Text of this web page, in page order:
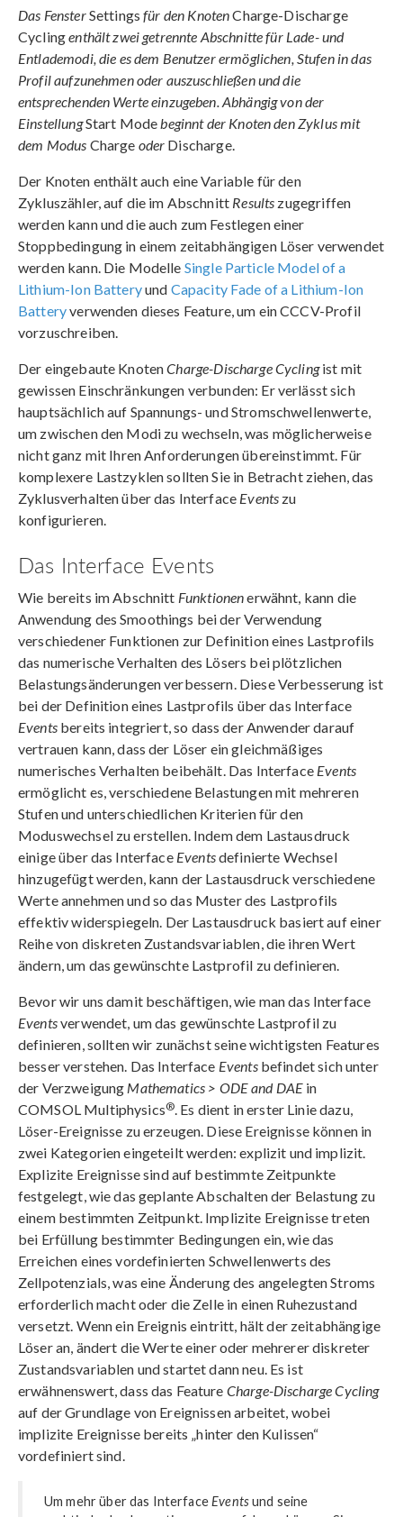
Das FensterSettings für den KnotenCharge-Discharge
Cyclingenthält zwei getrennte Abschnitte für Lade- und
Entlademodi, die es dem Benutzer ermöglichen, Stufen in das
Profil aufzunehmen oder auszuschließen und die
entsprechenden Werte einzugeben. Abhängig von der
EinstellungStart Modebeginnt der Knoten den Zyklus mit
dem Modus Charge oder Discharge.
Der Knoten enthält auch eine Variable für den
Zykluszähler, auf die im Abschnitt Results zugegriffen
werden kann und die auch zum Festlegen einer
Stoppbedingung in einem zeitabhängigen Löser verwendet
werden kann. Die Modelle Single Particle Model of a
Lithium-Ion Batteryund Capacity Fade of a Lithium-Ion
Batteryverwenden dieses Feature, um ein CCCV-Profil
vorzuschreiben.
Der eingebaute KnotenCharge-Discharge Cyclingist mit
gewissen Einschränkungen verbunden: Er verlässt sich
hauptsächlich auf Spannungs- und Stromschwellenwerte,
um zwischen den Modi zu wechseln, was möglicherweise
nicht ganz mit Ihren Anforderungen übereinstimmt. Für
komplexere Lastzyklen sollten Sie in Betracht ziehen, das
Zyklusverhalten über das Interface Events zu
konfigurieren.
Das Interface Events
Wie bereits im Abschnitt Funktionenerwähnt, kann die
Anwendung des Smoothings bei der Verwendung
verschiedener Funktionen zur Definition eines Lastprofils
das numerische Verhalten des Lösers bei plötzlichen
Belastungsänderungen verbessern. Diese Verbesserung ist
bei der Definition eines Lastprofils über das Interface
Eventsbereits integriert, so dass der Anwender darauf
vertrauen kann, dass der Löser ein gleichmäßiges
numerisches Verhalten beibehält. Das Interface Events
ermöglicht es, verschiedene Belastungen mit mehreren
Stufen und unterschiedlichen Kriterien für den
Moduswechsel zu erstellen. Indem dem Lastausdruck
einige über das Interface Eventsdefinierte Wechsel
hinzugefügt werden, kann der Lastausdruck verschiedene
Werte annehmen und so das Muster des Lastprofils
effektiv widerspiegeln. Der Lastausdruck basiert auf einer
Reihe von diskreten Zustandsvariablen, die ihren Wert
ändern, um das gewünschte Lastprofil zu definieren.
Bevor wir uns damit beschäftigen, wie man das Interface
Eventsverwendet, um das gewünschte Lastprofil zu
definieren, sollten wir zunächst seine wichtigsten Features
besser verstehen. Das Interface Eventsbefindet sich unter
der Verzweigung Mathematics > ODE and DAE in
COMSOL Multiphysics®. Es dient in erster Linie dazu,
Löser-Ereignisse zu erzeugen. Diese Ereignisse können in
zwei Kategorien eingeteilt werden: explizit und implizit.
Explizite Ereignisse sind auf bestimmte Zeitpunkte
festgelegt, wie das geplante Abschalten der Belastung zu
einem bestimmten Zeitpunkt. Implizite Ereignisse treten
bei Erfüllung bestimmter Bedingungen ein, wie das
Erreichen eines vordefinierten Schwellenwerts des
Zellpotenzials, was eine Änderung des angelegten Stroms
erforderlich macht oder die Zelle in einen Ruhezustand
versetzt. Wenn ein Ereignis eintritt, hält der zeitabhängige
Löser an, ändert die Werte einer oder mehrerer diskreter
Zustandsvariablen und startet dann neu. Es ist
erwähnenswert, dass das Feature Charge-Discharge Cycling
auf der Grundlage von Ereignissen arbeitet, wobei
implizite Ereignisse bereits „hinter den Kulissen“
vordefiniert sind.
Um mehr über das InterfaceEventsund seine